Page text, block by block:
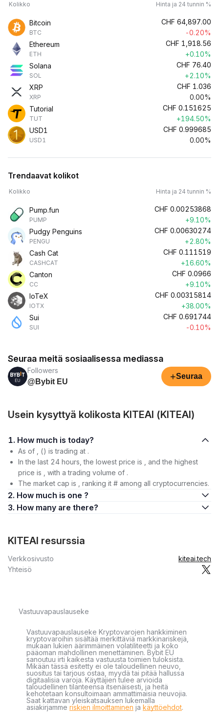
Kolikko Hinta ja 24 tunnin %
Bitcoin
BTC
CHF 64,897.00
-0.20%
Ethereum
ETH
CHF 1,918.56
+0.10%
Solana
SOL
CHF 76.40
+2.10%
XRP
XRP
CHF 1.036
0.00%
Tutorial
TUT
CHF 0.151625
+194.50%
USD1
USD1
CHF 0.999685
0.00%
Trendaavat kolikot
Kolikko Hinta ja 24 tunnin %
Pump.fun
PUMP
CHF 0.00253868
+9.10%
Pudgy Penguins
PENGU
CHF 0.00630274
+2.80%
Cash Cat
CASHCAT
CHF 0.111519
+16.60%
Canton
CC
CHF 0.0966
+9.10%
IoTeX
IOTX
CHF 0.00315814
+38.00%
Sui
SUI
CHF 0.691744
-0.10%
Seuraa meitä sosiaalisessa mediassa
Followers
@Bybit EU
+Seuraa
Usein kysyttyä kolikosta KITEAI (KITEAI)
1. How much is today?
As of , () is trading at .
In the last 24 hours, the lowest price is , and the highest
price is , with a trading volume of .
The market cap is , ranking it # among all cryptocurrencies.
2. How much is one ?
3. How many are there?
KITEAI resurssia
Verkkosivusto
kiteai.tech
Yhteisö
Vastuuvapauslauseke
Vastuuvapauslauseke Kryptovarojen hankkiminen
kryptovaroihin sisältää merkittäviä markkinariskejä,
mukaan lukien äärimmäinen volatiliteetti ja koko
pääoman mahdollinen menettäminen. Bybit EU
sanoutuu irti kaikesta vastuusta toimien tuloksista.
Mikään tässä esitetty ei ole taloudellinen neuvo,
suositus tai tarjous ostaa, myydä tai pitää hallussa
digitaalisia varoja. Käyttäjien tulee arvioida
taloudellinen tilanteensa itsenäisesti, ja heitä
kehotetaan konsultoimaan ammattimaisia neuvojia.
Saat kattavan yleiskatsauksen lukemalla
asiakirjamme riskien ilmoittaminen ja käyttöehdot.